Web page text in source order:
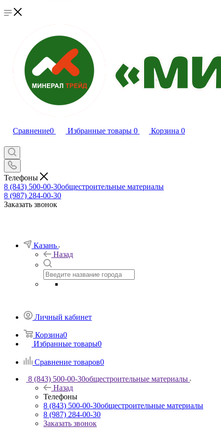
Сравнение0 Избранные товары 0 Корзина 0
Телефоны
8 (843) 500-00-30общестроительные материалы
8 (987) 284-00-30
Заказать звонок
Казань
Назад
Личный кабинет
Корзина0
Избранные товары0
Сравнение товаров0
8 (843) 500-00-30общестроительные материалы
Назад
Телефоны
8 (843) 500-00-30общестроительные материалы
8 (987) 284-00-30
Заказать звонок